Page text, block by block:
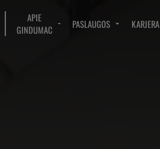
APIE
GINDUMAC
PASLAUGOS KARJERA